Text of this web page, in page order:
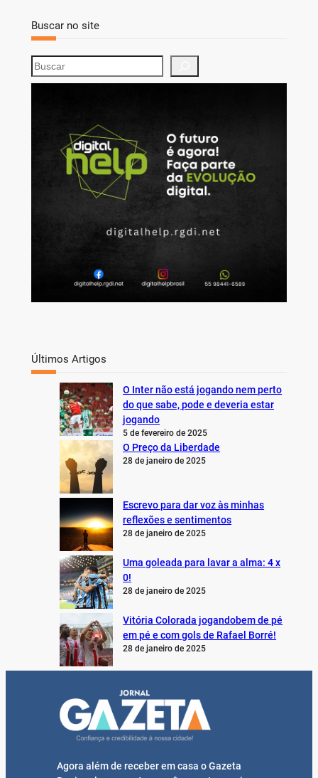
Buscar no site
S
e
Últimos Artigos
O Inter não está jogando nem perto
do que sabe, pode e deveria estar
jogando
5 de fevereiro de 2025
O Preço da Liberdade
28 de janeiro de 2025
Escrevo para dar voz às minhas
reflexões e sentimentos
28 de janeiro de 2025
Uma goleada para lavar a alma: 4 x
0!
28 de janeiro de 2025
Vitória Colorada jogandobem de pé
em pé e com gols de Rafael Borré!
28 de janeiro de 2025
Agora além de receber em casa o Gazeta